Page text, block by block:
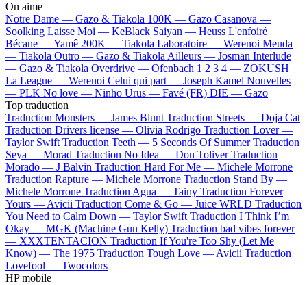
On aime
Notre Dame — Gazo & Tiakola 100K — Gazo Casanova —
Soolking Laisse Moi — KeBlack Saiyan — Heuss L'enfoiré
Bécane —Yamê 200K — Tiakola Laboratoire — Werenoi Meuda
— Tiakola Outro — Gazo & TiakolaAilleurs — Josman Interlude
— Gazo & Tiakola Overdrive — Ofenbach 1 2 3 4 — ZOKUSH
La League — Werenoi Celui qui part — Joseph Kamel Nouvelles
— PLK No love — Ninho Urus — Favé (FR) DIE — Gazo
Top traduction
Traduction Monsters — James Blunt Traduction Streets — Doja Cat
Traduction Drivers license — Olivia Rodrigo Traduction Lover —
Taylor Swift Traduction Teeth — 5 Seconds Of Summer Traduction
Seya — Morad Traduction No Idea — Don Toliver Traduction
Morado — J Balvin Traduction Hard For Me — Michele Morrone
Traduction Rapture — Michele Morrone Traduction Stand By —
Michele Morrone Traduction Agua — Tainy Traduction Forever
Yours —Avicii Traduction Come & Go — Juice WRLD Traduction
You Need to Calm Down — Taylor Swift Traduction I Think I’m
Okay — MGK (Machine Gun Kelly) Traduction bad vibes forever
— XXXTENTACION Traduction If You're Too Shy (Let Me
Know) — The 1975 Traduction Tough Love —Avicii Traduction
Lovefool — Twocolors
HP mobile